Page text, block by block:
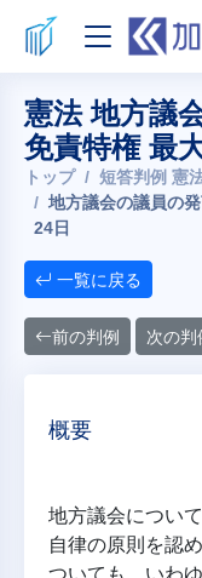
憲法 地方議
免責特権 最
トップ
短答判例 憲
地方議会の議員の
24日
一覧に戻る
前の判例 次の判
概要
地方議会につい
自律の原則を認